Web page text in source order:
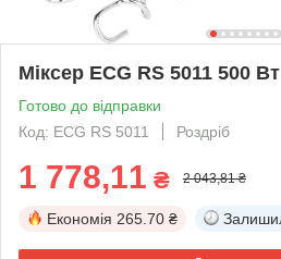
Міксер ECG RS 5011 500 Вт
Готово до відправки
Код: ECG RS 5011
Роздріб
1 778,11 ₴ 2 043,81 ₴
Економія 265.70 ₴